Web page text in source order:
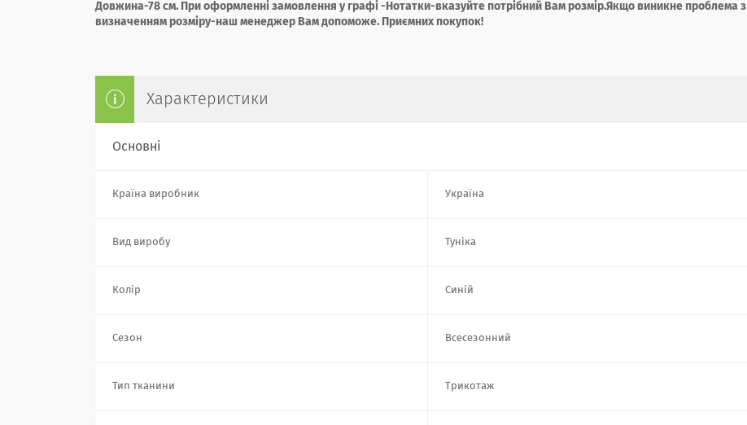
Довжина-78 см. При оформленні замовлення у графі -Нотатки-вказуйте потрібний Вам розмір.Якщо виникне проблема з
визначенням розміру-наш менеджер Вам допоможе. Приємних покупок!
Характеристики
Основні
Країна виробник Україна
Вид виробу Туніка
Колір Синій
Сезон Всесезонний
Тип тканини Трикотаж